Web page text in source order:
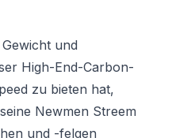
und
High-End-Carbon-
zu bieten hat,
Newmen Streem
und -felgen